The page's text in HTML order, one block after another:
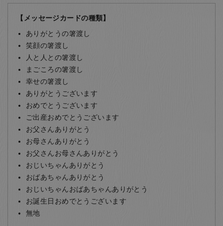
【メッセージカードの種類】
ありがとうの箸渡し
笑顔の箸渡し
人と人との箸渡し
まごころの箸渡し
幸せの箸渡し
ありがとうございます
おめでとうございます
ご出産おめでとうございます
お父さんありがとう
お母さんありがとう
お父さんお母さんありがとう
おじいちゃんありがとう
おばあちゃんありがとう
おじいちゃんおばあちゃんありがとう
お誕生日おめでとうございます
無地